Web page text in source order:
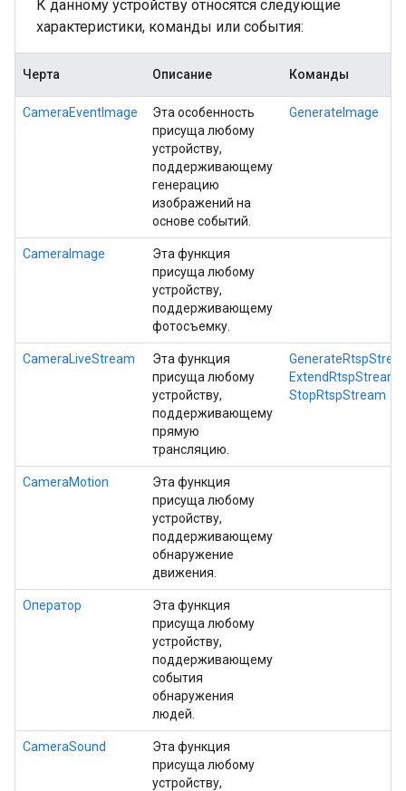
К данному устройству относятся следующие
характеристики, команды или события:
Черта Описание Команды
CameraEventImage
Эта особенность
присуща любому
устройству,
поддерживающему
генерацию
изображений на
основе событий.
GenerateImage
CameraImage
Эта функция
присуща любому
устройству,
поддерживающему
фотосъемку.
CameraLiveStream
Эта функция
присуща любому
устройству,
поддерживающему
прямую
трансляцию.
ExtendRtspStream
StopRtspStream
CameraMotion
Эта функция
присуща любому
устройству,
поддерживающему
обнаружение
движения.
Оператор
Эта функция
присуща любому
устройству,
поддерживающему
события
обнаружения
людей.
CameraSound
Эта функция
присуща любому
устройству,